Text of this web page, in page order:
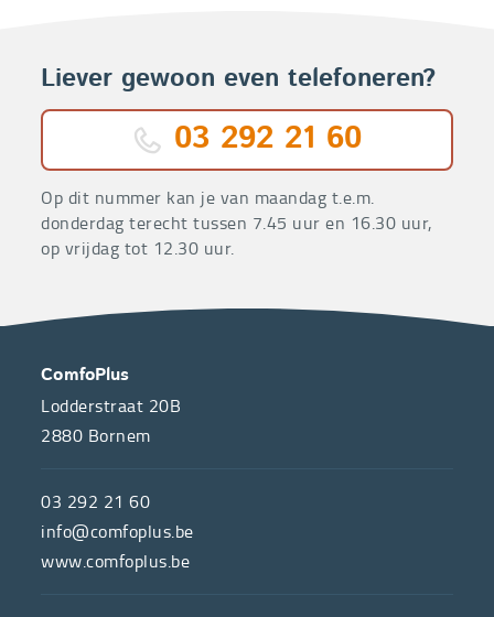
Liever gewoon even telefoneren?
03 292 21 60
Op dit nummer kan je van maandag t.e.m.
donderdag terecht tussen 7.45 uur en 16.30 uur,
op vrijdag tot 12.30 uur.
OVER
ONS
de
hulpmiddelenwinkel
van
CONTACT
ComfoPlus
Lodderstraat 20B
2880 Bornem
03 292 21 60
info@comfoplus.be
www.comfoplus.be